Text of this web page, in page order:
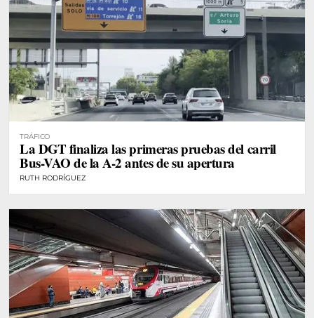
TRÁFICO
La DGT finaliza las primeras pruebas del carril
Bus-VAO de la A-2 antes de su apertura
RUTH RODRÍGUEZ